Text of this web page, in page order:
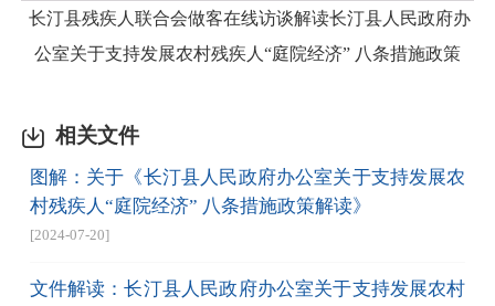
长汀县残疾人联合会做客在线访谈解读长汀县人民政府办
公室关于支持发展农村残疾人“庭院经济” 八条措施政策
相关文件
图解：关于《长汀县人民政府办公室关于支持发展农
村残疾人“庭院经济” 八条措施政策解读》
[2024-07-20]
文件解读：长汀县人民政府办公室关于支持发展农村